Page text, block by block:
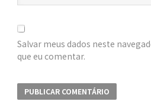
Salvar meus dados neste
que eu comentar.